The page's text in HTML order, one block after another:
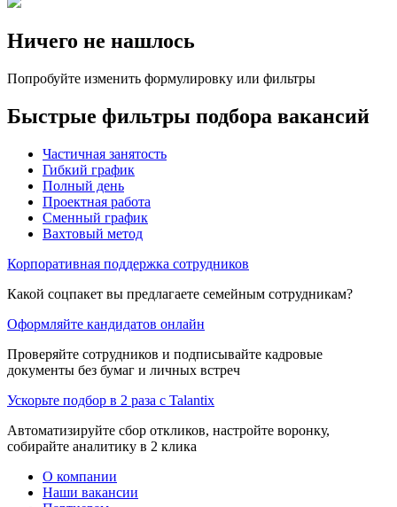
Ничего не нашлось
Попробуйте изменить формулировку или фильтры
Быстрые фильтры подбора вакансий
Частичная занятость
Гибкий график
Полный день
Проектная работа
Сменный график
Вахтовый метод
Корпоративная поддержка сотрудников
Какой соцпакет вы предлагаете семейным сотрудникам?
Оформляйте кандидатов онлайн
Проверяйте сотрудников и подписывайте кадровые
документы без бумаг и личных встреч
Ускорьте подбор в 2 раза с Talantix
Автоматизируйте сбор откликов, настройте воронку,
собирайте аналитику в 2 клика
О компании
Наши вакансии